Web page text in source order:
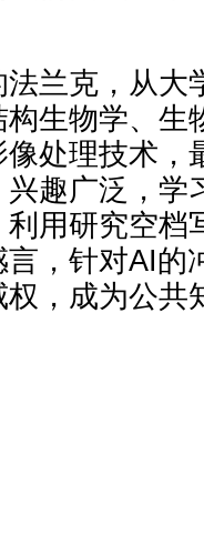
兰克，从大
生物学、生
处理技术，
趣广泛，学
用研究空档
，针对AI的
，成为公共